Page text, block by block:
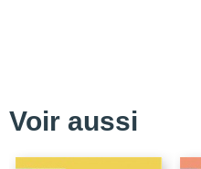
Voir aussi